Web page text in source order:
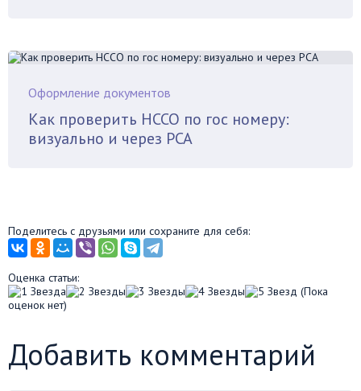
Оформление документов
Как проверить НССО по гос номеру:
визуально и через РСА
Поделитесь с друзьями или сохраните для себя:
Оценка статьи:
(Пока
оценок нет)
Добавить комментарий